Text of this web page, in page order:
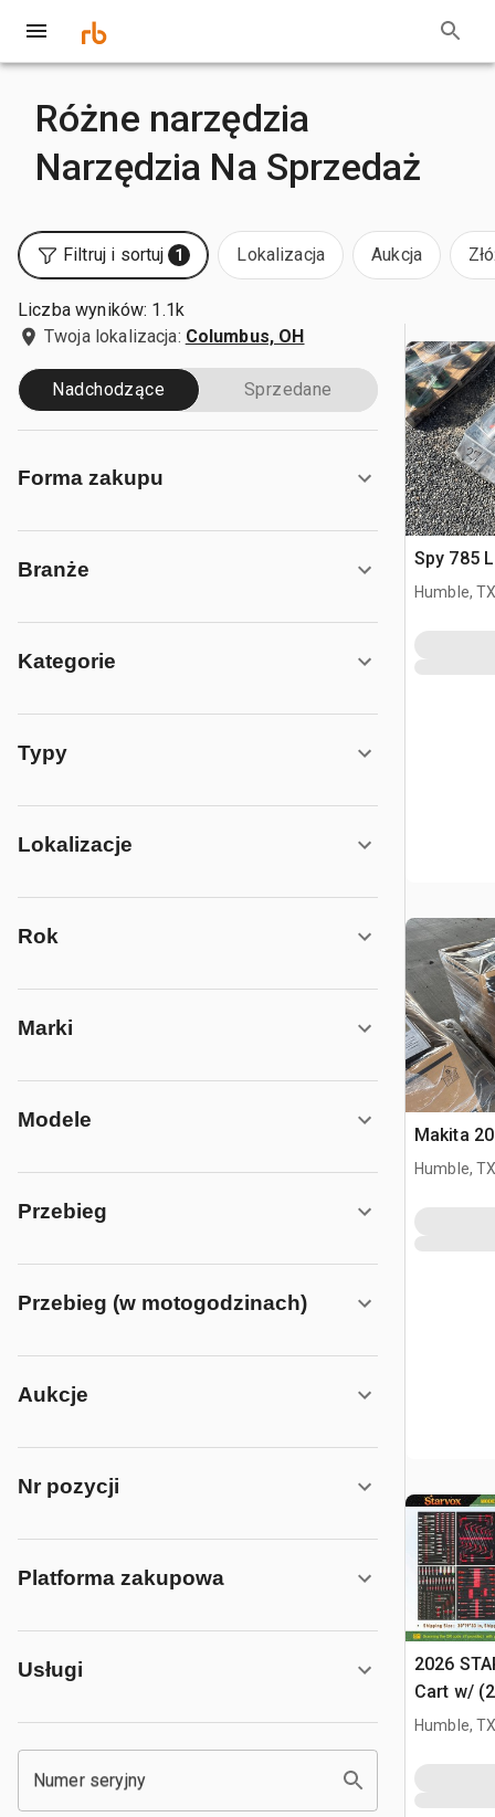
Różne narzędzia
Narzędzia Na Sprzedaż
Filtruj i sortuj 1 Lokalizacja Aukcja
Liczba wyników: 1.1k
Twoja lokalizacja: Columbus, OH
Nadchodzące Sprzedane
Forma zakupu
Branże
Kategorie
Typy
Lokalizacje
Rok
Marki
Modele
Przebieg
Przebieg (w motogodzinach)
Aukcje
Nr pozycji
Platforma zakupowa
Usługi
Numer seryjny
Spy 785
Humble,
Makita
Humble,
2026
Cart w/
Różne
Humble,